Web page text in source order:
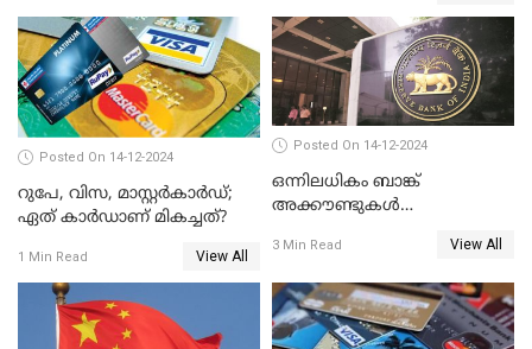
Posted On 14-12-2024
റുപേ, വിസ, മാസ്റ്റർകാർഡ്;
ഏത് കാർഡാണ് മികച്ചത്?
1 Min Read View All
Posted On 14-12-2024
ഒന്നിലധികം ബാങ്ക്
അക്കൗണ്ടുകൾ
ബി ഐ പറയുന്നത് എന്താണ്?
3 Min Read View All